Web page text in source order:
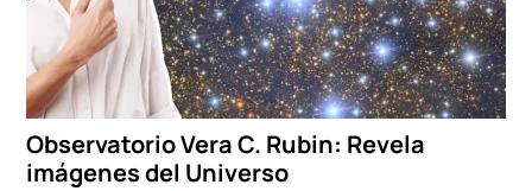
Observatorio Vera C. Rubin: Revela
imágenes del Universo